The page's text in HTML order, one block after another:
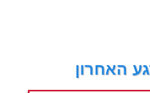
האחרון